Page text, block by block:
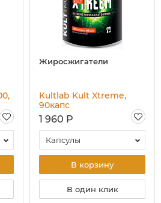
Жиросжигатели
Kultlab Kult Xtreme,
90капс
1 960 Р
Капсулы
В корзину
В один клик